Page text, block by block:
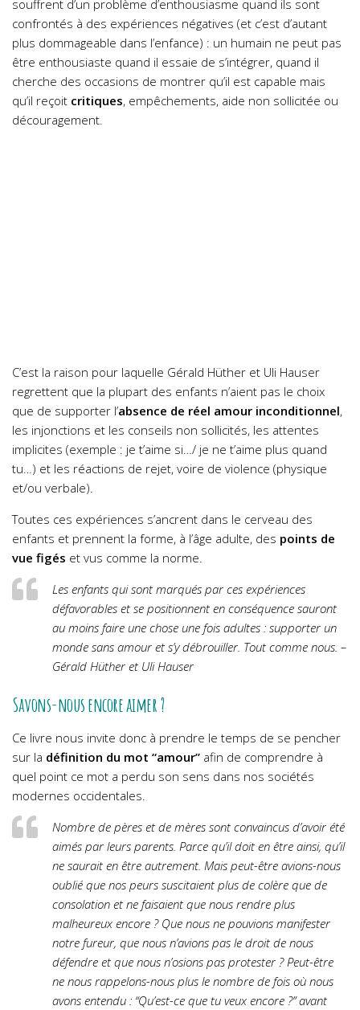
souffrent d’un problème d’enthousiasme quand ils sont
confrontés à des expériences négatives (et c’est d’autant
plus dommageable dans l’enfance) : un humain ne peut pas
être enthousiaste quand il essaie de s’intégrer, quand il
cherche des occasions de montrer qu’il est capable mais
qu’il reçoit critiques, empêchements, aide non sollicitée ou
découragement.
C’est la raison pour laquelle Gérald Hüther et Uli Hauser
regrettent que la plupart des enfants n’aient pas le choix
que de supporter l’absence de réel amour inconditionnel,
les injonctions et les conseils non sollicités, les attentes
implicites (exemple : je t’aime si…/ je ne t’aime plus quand
tu…) et les réactions de rejet, voire de violence (physique
et/ou verbale).
Toutes ces expériences s’ancrent dans le cerveau des
enfants et prennent la forme, à l’âge adulte, des points de
vue figés et vus comme la norme.
Les enfants qui sont marqués par ces expériences
défavorables et se positionnent en conséquence sauront
au moins faire une chose une fois adultes : supporter un
monde sans amour et s’y débrouiller. Tout comme nous. –
Gérald Hüther et Uli Hauser
Savons-nous encore aimer ?
Ce livre nous invite donc à prendre le temps de se pencher
sur la définition du mot “amour” afin de comprendre à
quel point ce mot a perdu son sens dans nos sociétés
modernes occidentales.
Nombre de pères et de mères sont convaincus d’avoir été
aimés par leurs parents. Parce qu’il doit en être ainsi, qu’il
ne saurait en être autrement. Mais peut-être avions-nous
oublié que nos peurs suscitaient plus de colère que de
consolation et ne faisaient que nous rendre plus
malheureux encore ? Que nous ne pouvions manifester
notre fureur, que nous n’avions pas le droit de nous
défendre et que nous n’osions pas protester ? Peut-être
ne nous rappelons-nous plus le nombre de fois où nous
avons entendu : “Qu’est-ce que tu veux encore ?” avant